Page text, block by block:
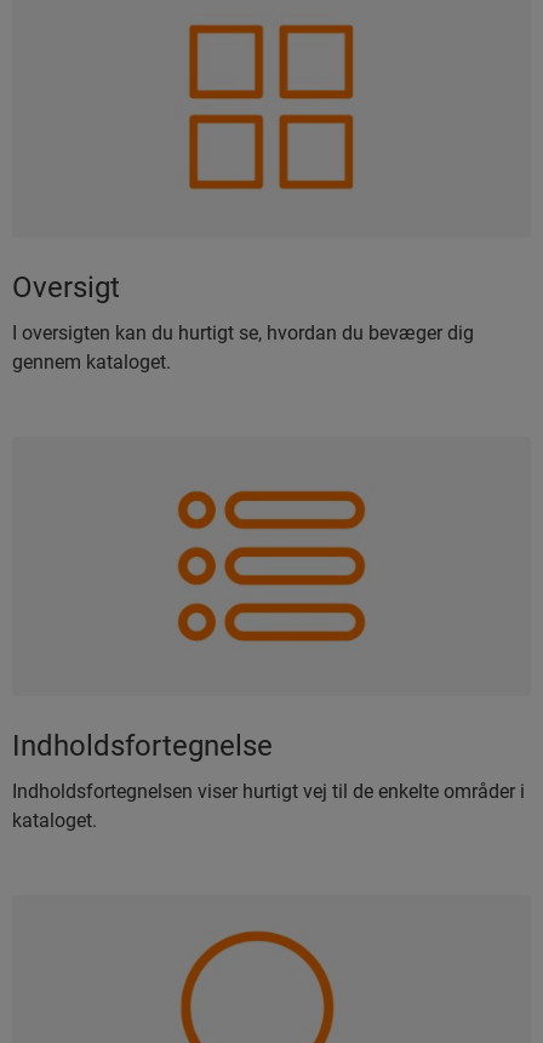
Oversigt
I oversigten kan du hurtigt se, hvordan du bevæger dig
gennem kataloget.
Indholdsfortegnelse
Indholdsfortegnelsen viser hurtigt vej til de enkelte områder i
kataloget.